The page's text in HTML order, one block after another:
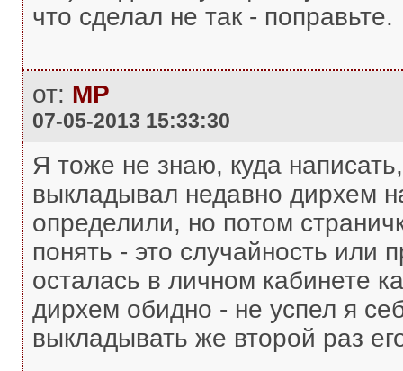
что сделал не так - поправьте.
от: MP
07-05-2013 15:33:30
Я тоже не знаю, куда
выкладывал недавно дирхем
определили, но потом
понять - это случайность или
осталась в личном кабинете
дирхем обидно - не успел я
выкладывать же второй раз